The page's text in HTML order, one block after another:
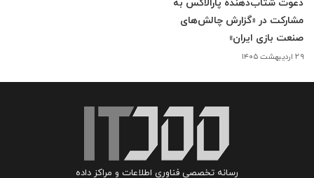
دعوت شتاب‌دهنده پارالاکس به
مشارکت در «گزارش چالش‌های
صنعت بازی ایران»
۲۹ اردیبهشت ۱۴۰۵
رسانه تخصصی فناوری اطلاعات و مراکز داده